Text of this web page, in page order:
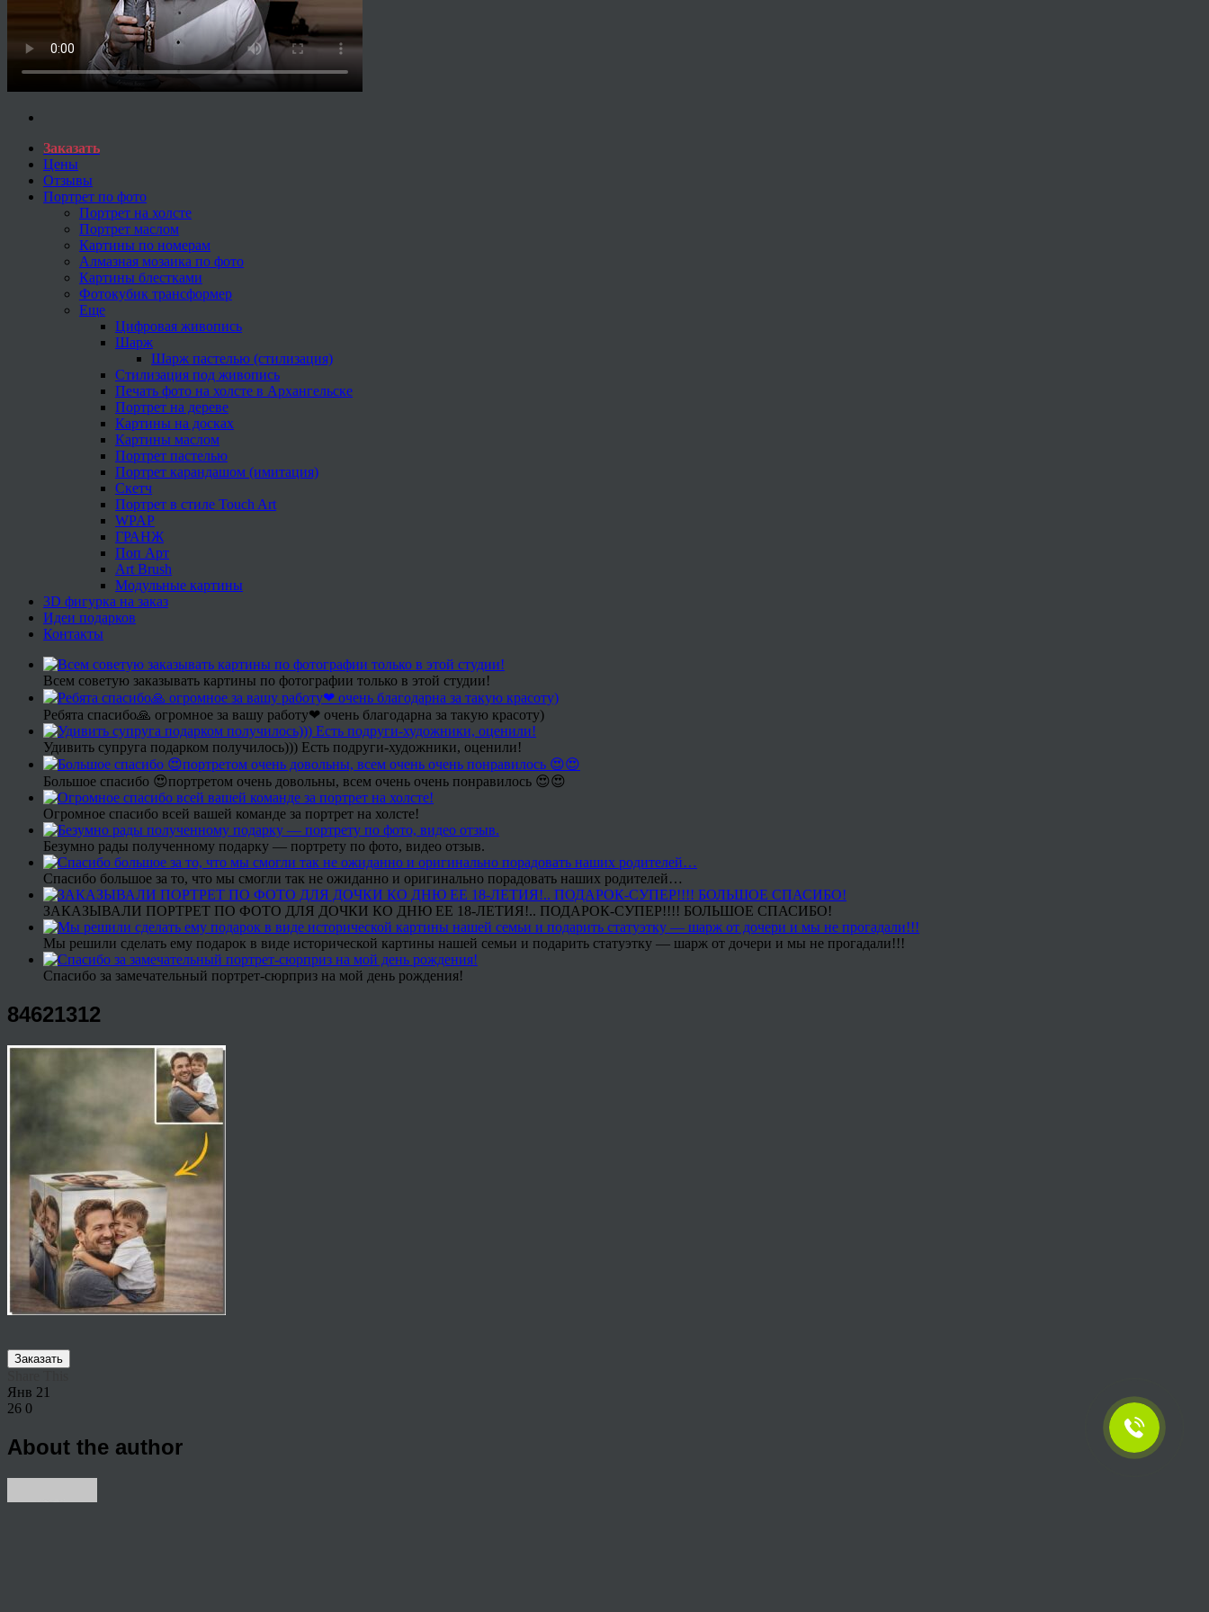
Заказать
Цены
Отзывы
Портрет по фото
Портрет на холсте
Портрет маслом
Картины по номерам
Алмазная мозаика по фото
Картины блестками
Фотокубик трансформер
Еще
Цифровая живопись
Шарж
Шарж пастелью (стилизация)
Стилизация под живопись
Печать фото на холсте в Архангельске
Портрет на дереве
Картины на досках
Картины маслом
Портрет пастелью
Портрет карандашом (имитация)
Скетч
Портрет в стиле Touch Art
WPAP
ГРАНЖ
Поп Арт
Art Brush
Модульные картины
3D фигурка на заказ
Идеи подарков
Контакты
Всем советую заказывать картины по фотографии только в этой студии!
Ребята спасибо🙏 огромное за вашу работу❤ очень благодарна за такую красоту)
Удивить супруга подарком получилось))) Есть подруги-художники, оценили!
Большое спасибо 😍портретом очень довольны, всем очень очень понравилось 😍😍
Огромное спасибо всей вашей команде за портрет на холсте!
Безумно рады полученному подарку — портрету по фото, видео отзыв.
Спасибо большое за то, что мы смогли так не ожиданно и оригинально порадовать наших родителей…
ЗАКАЗЫВАЛИ ПОРТРЕТ ПО ФОТО ДЛЯ ДОЧКИ КО ДНЮ ЕЕ 18-ЛЕТИЯ!.. ПОДАРОК-СУПЕР!!!! БОЛЬШОЕ СПАСИБО!
Мы решили сделать ему подарок в виде исторической картины нашей семьи и подарить статуэтку — шарж от дочери и мы не прогадали!!!
Спасибо за замечательный портрет-сюрприз на мой день рождения!
84621312
Заказать
Янв 21
26 0
About the author